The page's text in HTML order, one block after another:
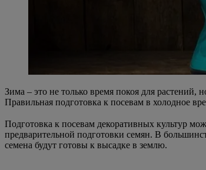
Зима – это не только время покоя для растений,
Правильная подготовка к посевам в холодное
Подготовка к посевам декоративных культур
предварительной подготовки семян. В
семена будут готовы к высадке в землю.